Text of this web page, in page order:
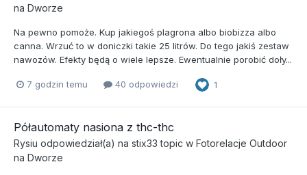
na Dworze
Na pewno pomoże. Kup jakiegoś plagrona albo biobizza albo
canna. Wrzuć to w doniczki takie 25 litrów. Do tego jakiś zestaw
nawozów. Efekty będą o wiele lepsze. Ewentualnie porobić doły...
7 godzin temu 40 odpowiedzi 1
Półautomaty nasiona z thc-thc
Rysiu odpowiedział(a) na stix33 topic w Fotorelacje Outdoor
na Dworze